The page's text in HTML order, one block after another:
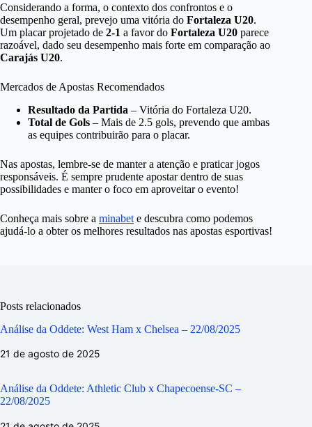
Considerando a forma, o contexto dos confrontos e o
desempenho geral, prevejo uma vitória do Fortaleza U20.
Um placar projetado de 2-1 a favor do Fortaleza U20 parece
razoável, dado seu desempenho mais forte em comparação ao
Carajás U20.
Mercados de Apostas Recomendados
Resultado da Partida – Vitória do Fortaleza U20.
Total de Gols – Mais de 2.5 gols, prevendo que ambas
as equipes contribuirão para o placar.
Nas apostas, lembre-se de manter a atenção e praticar jogos
responsáveis. É sempre prudente apostar dentro de suas
possibilidades e manter o foco em aproveitar o evento!
Conheça mais sobre a minabet e descubra como podemos
ajudá-lo a obter os melhores resultados nas apostas esportivas!
Posts relacionados
Análise da Oddete: West Ham x Chelsea – 22/08/2025
21 de agosto de 2025
Análise da Oddete: Athletic Club x Chapecoense-SC –
22/08/2025